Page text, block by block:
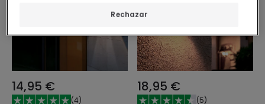
14,95 €
(4)
18,95 €
(5)
Rechazar